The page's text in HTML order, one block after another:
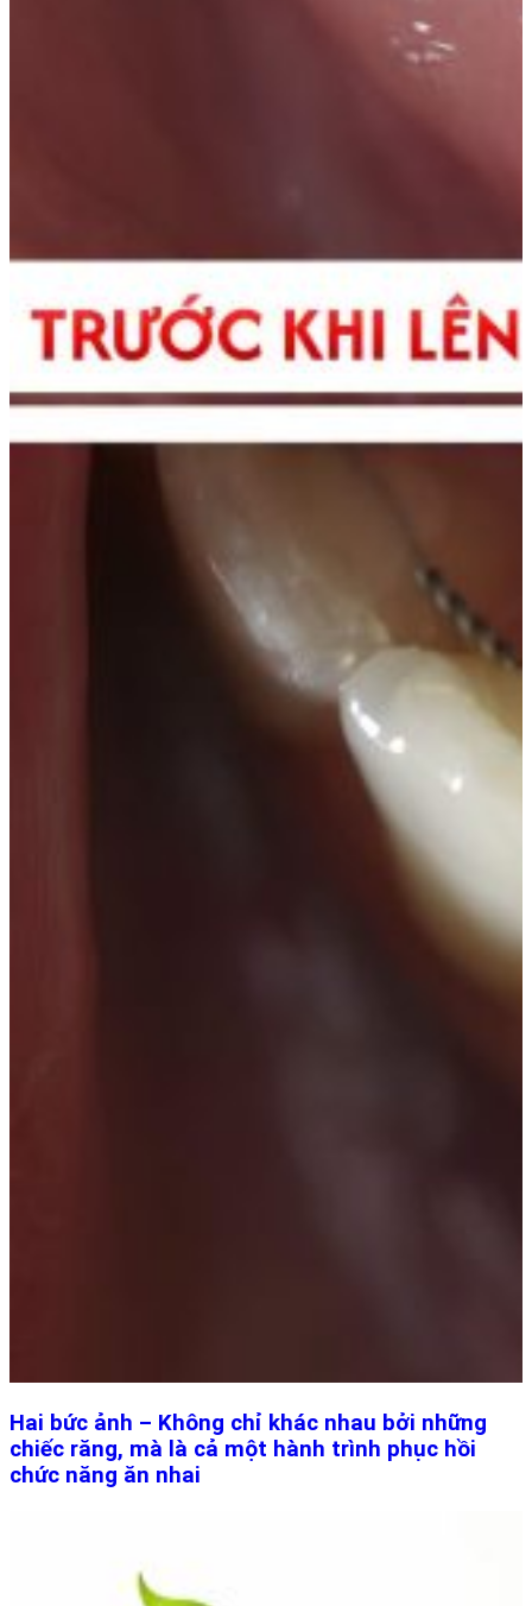
Hai bức ảnh – Không chỉ khác nhau bởi những
chiếc răng, mà là cả một hành trình phục hồi
chức năng ăn nhai